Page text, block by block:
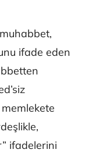
ifade eden
ifadelerini